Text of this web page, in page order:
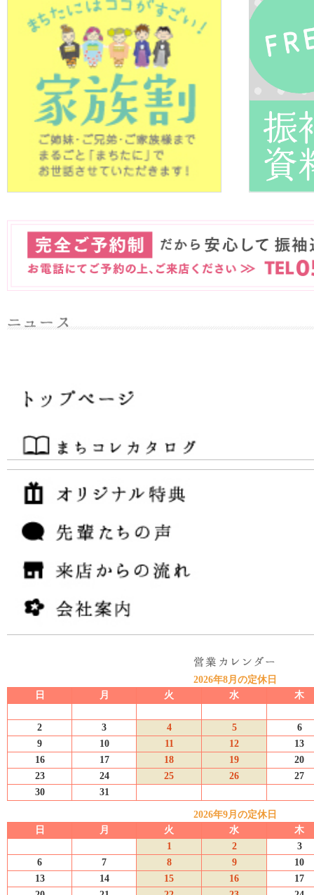
2026年8月の定休日
日
月 火 水 木
2 3 4 5
6
9
10 11 12
13
16
17 18 19
20
23
24 25 26
27
30
31
2026年9月の定休日
日
月 火 水
木
1
2
3
6
7 8 9
10
13
14 15 16
17